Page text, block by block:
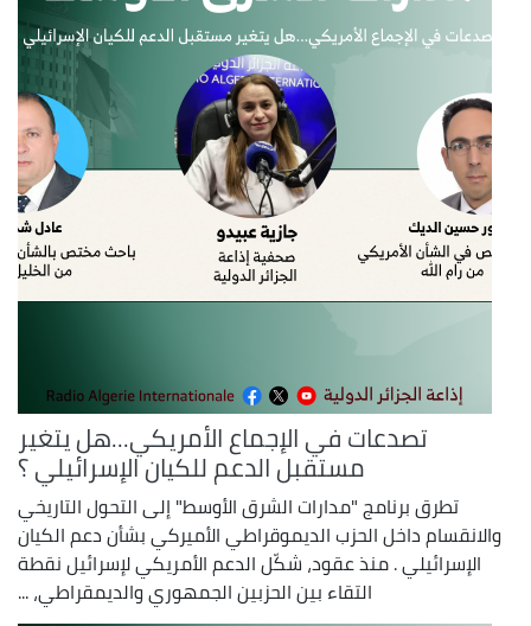
تصدعات في الإجماع الأمريكي...هل يتغير
مستقبل الدعم للكيان الإسرائيلي ؟
تطرق برنامج "مدارات الشرق الأوسط" إلى التحول التاريخي
والانقسام داخل الحزب الديموقراطي الأميركي بشأن دعم الكيان
الإسرائيلي . منذ عقود، شكّل الدعم الأمريكي لإسرائيل نقطة
التقاء بين الحزبين الجمهوري والديمقراطي، ...